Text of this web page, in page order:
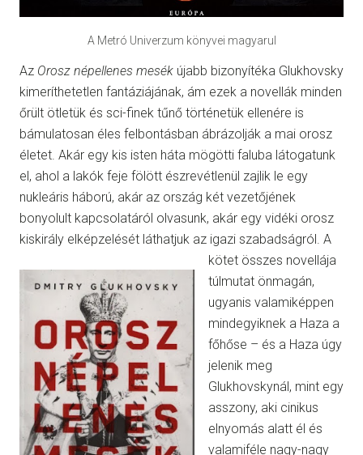
A Metró Univerzum könyvei magyarul
Az Orosz népellenes mesék újabb bizonyítéka Glukhovsky
kimeríthetetlen fantáziájának, ám ezek a novellák minden
őrült ötletük és sci-finek tűnő történetük ellenére is
bámulatosan éles felbontásban ábrázolják a mai orosz
életet. Akár egy kis isten háta mögötti faluba látogatunk
el, ahol a lakók feje fölött észrevétlenül zajlik le egy
nukleáris háború, akár az ország két vezetőjének
bonyolult kapcsolatáról olvasunk, akár egy vidéki orosz
kiskirály elképzelését láthatjuk az igazi szabadságról. A
kötet összes novellája
túlmutat önmagán,
ugyanis valamiképpen
mindegyiknek a Haza a
főhőse – és a Haza úgy
jelenik meg
Glukhovskynál, mint egy
asszony, aki cinikus
elnyomás alatt él és
valamiféle nagy-nagy